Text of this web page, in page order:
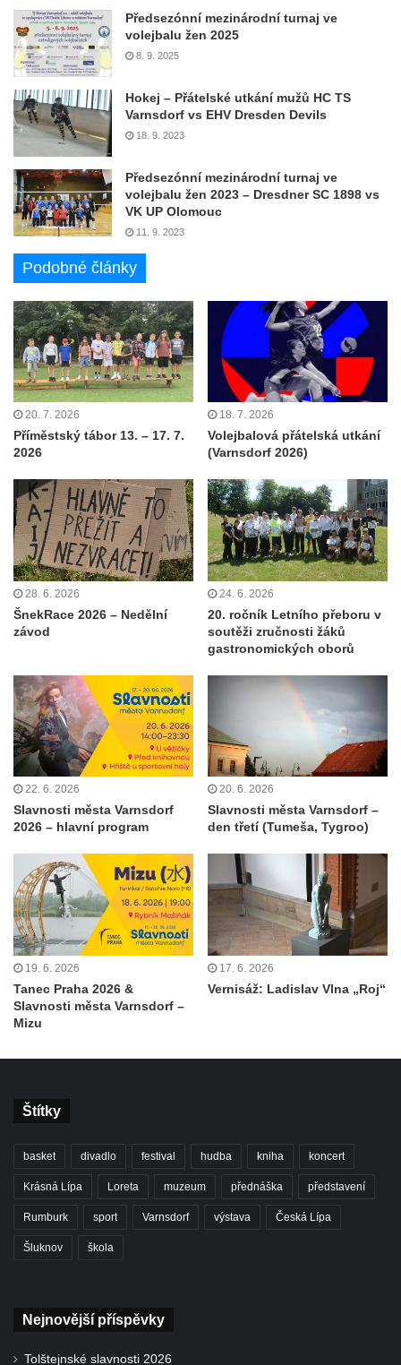
Předsezónní mezinárodní turnaj ve
volejbalu žen 2025
8. 9. 2025
Hokej – Přátelské utkání mužů HC TS
Varnsdorf vs EHV Dresden Devils
18. 9. 2023
Předsezónní mezinárodní turnaj ve
volejbalu žen 2023 – Dresdner SC 1898 vs
VK UP Olomouc
11. 9. 2023
Podobné články
20. 7. 2026
Příměstský tábor 13. – 17. 7.
2026
18. 7. 2026
Volejbalová přátelská utkání
(Varnsdorf 2026)
28. 6. 2026
ŠnekRace 2026 – Nedělní
závod
24. 6. 2026
20. ročník Letního přeboru v
soutěži zručnosti žáků
gastronomických oborů
22. 6. 2026
Slavnosti města Varnsdorf
2026 – hlavní program
20. 6. 2026
Slavnosti města Varnsdorf –
den třetí (Tumeša, Tygroo)
19. 6. 2026
Tanec Praha 2026 &
Slavnosti města Varnsdorf –
Mizu
17. 6. 2026
Vernisáž: Ladislav Vlna „Roj“
Štítky
basket divadlo festival hudba kniha koncert
Krásná Lípa Loreta muzeum přednáška představení
Rumburk sport Varnsdorf výstava Česká Lípa
Šluknov škola
Nejnovější příspěvky
Tolštejnské slavnosti 2026